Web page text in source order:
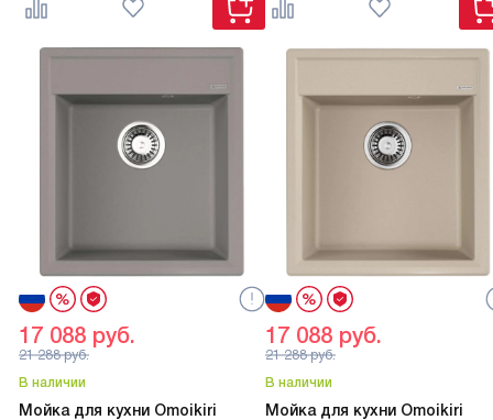
В наличии
Мойка для кухни Omoikiri
17 088 руб.
21 288руб.
В наличии
Мойка для кухни Omoikiri
17 088 руб.
21 288руб.